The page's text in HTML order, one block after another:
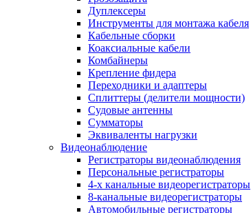
Дуплексеры
Инструменты для монтажа кабеля
Кабельные сборки
Коаксиальные кабели
Комбайнеры
Крепление фидера
Переходники и адаптеры
Сплиттеры (делители мощности)
Судовые антенны
Сумматоры
Эквиваленты нагрузки
Видеонаблюдение
Регистраторы видеонаблюдения
Персональные регистраторы
4-х канальные видеорегистраторы
8-канальные видеорегистраторы
Автомобильные регистраторы